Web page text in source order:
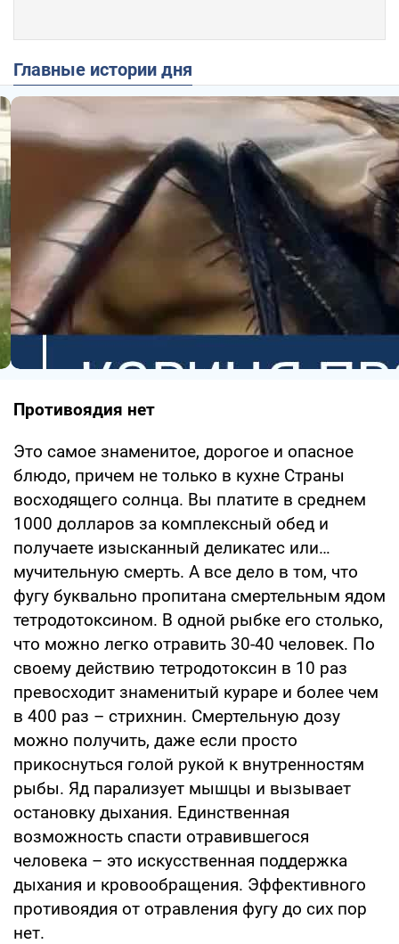
Главные истории дня
Противоядия нет
Это самое знаменитое, дорогое и опасное
блюдо, причем не только в кухне Страны
восходящего солнца. Вы платите в среднем
1000 долларов за комплексный обед и
получаете изысканный деликатес или…
мучительную смерть. А все дело в том, что
фугу буквально пропитана смертельным ядом
тетродотоксином. В одной рыбке его столько,
что можно легко отравить 30-40 человек. По
своему действию тетродотоксин в 10 раз
превосходит знаменитый кураре и более чем
в 400 раз – стрихнин. Смертельную дозу
можно получить, даже если просто
прикоснуться голой рукой к внутренностям
рыбы. Яд парализует мышцы и вызывает
остановку дыхания. Единственная
возможность спасти отравившегося
человека – это искусственная поддержка
дыхания и кровообращения. Эффективного
противоядия от отравления фугу до сих пор
нет.